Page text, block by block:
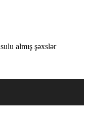
almış şəxslər